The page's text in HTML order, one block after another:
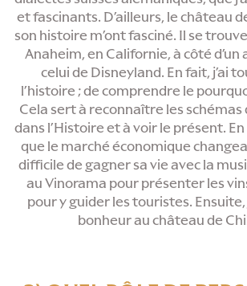
et fascinants. D’ailleurs, le château
son histoire m’ont fasciné. Il se
Anaheim, en Californie, à côté
celui de Disneyland. En fait, j’ai
l’histoire ; de comprendre le
Cela sert à reconnaître les
dans l’Histoire et à voir le présent.
que le marché économique
difficile de gagner sa vie avec la
au Vinorama pour présenter les
pour y guider les touristes.
bonheur au château de